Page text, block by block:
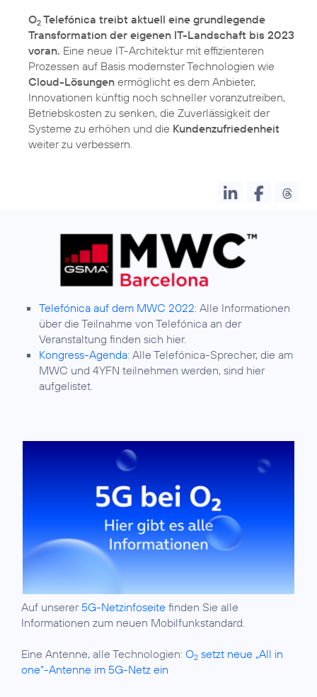
O2 Telefónica treibt aktuell eine grundlegende
Transformation der eigenen IT-Landschaft bis 2023
voran. Eine neue IT-Architektur mit effizienteren
Prozessen auf Basis modernster Technologien wie
Cloud-Lösungen ermöglicht es dem Anbieter,
Innovationen künftig noch schneller voranzutreiben,
Betriebskosten zu senken, die Zuverlässigkeit der
Systeme zu erhöhen und die Kundenzufriedenheit
weiter zu verbessern.
Telefónica auf dem MWC 2022: Alle Informationen
über die Teilnahme von Telefónica an der
Veranstaltung finden sich hier.
Kongress-Agenda: Alle Telefónica-Sprecher, die am
MWC und 4YFN teilnehmen werden, sind hier
aufgelistet.
Auf unserer 5G-Netzinfoseite finden Sie alle
Informationen zum neuen Mobilfunkstandard.
Eine Antenne, alle Technologien: O2 setzt neue „All in
one“-Antenne im 5G-Netz ein